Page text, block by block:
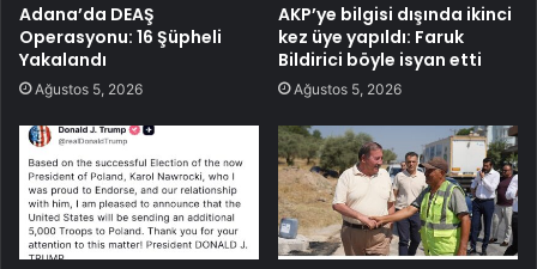
Adana’da DEAŞ
Operasyonu: 16 Şüpheli
Yakalandı
Ağustos 5, 2026
AKP’ye bilgisi dışında ikinci
kez üye yapıldı: Faruk
Bildirici böyle isyan etti
Ağustos 5, 2026